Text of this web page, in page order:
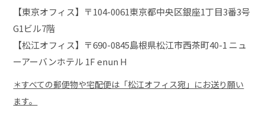
【東京オフィス】〒104-0061東京都中央区銀座1丁目3番3号
G1ビル7階
【松江オフィス】〒690-0845島根県松江市西茶町40-1 ニュ
ーアーバンホテル 1F enun H
＊すべての郵便物や宅配便は「松江オフィス宛」にお送り願い
ます。